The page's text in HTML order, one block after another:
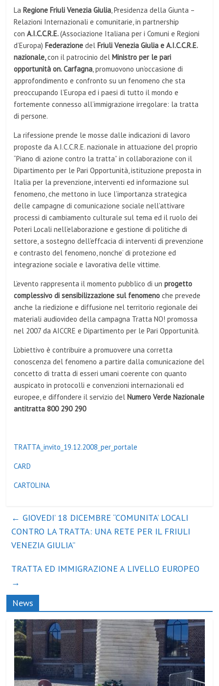
LaRegione Friuli Venezia Giulia, Presiden­za della Giunta –
Relazioni Internazionali e comu­nitarie, in partnership
conA.I.C.C.R.E.(Associazione Italiana per i Comuni e Regioni
d’Europa)Fede­razionedelFriuli Venezia Giulia e A.I.C.C.R.E.
nazionale,con il patrocinio delMinistro per le pari
opportunità on. Carfagna, promuovono un’occasione di
approfondimento e confronto su un fenomeno che sta
preoccupando l’Europa ed i paesi di tutto il mondo e
fortemente connesso all’immi­grazione irregolare: la tratta
di persone.
La rifessione prende le mosse dalle indicazioni di lavoro
proposte da A.I.C.C.R.E. nazionale in attuazione del proprio
“Piano di azione contro la tratta” in col­laborazione con il
Dipartimento per le Pari Opportu­nità, istituzione preposta in
Italia per la prevenzione, interventi ed informazione sul
fenomeno, che met­tono in luce l’importanza strategica
delle campa­gne di comunicazione sociale nell’attivare
processi di cambiamento culturale sul tema ed il ruolo dei
Poteri Locali nell’elaborazione e gestione di politiche di
settore, a sostegno dell’effcacia di interventi di prevenzione
e contrasto del fenomeno, nonche’ di protezione ed
integrazione sociale e lavorativa delle vittime.
L’evento rappresenta il momento pubblico di unprogetto
complessivo di sensibilizzazione sul fenomenoche prevede
anche la riedizione e diffusione nel territorio regionale dei
materiali audio­video della campagna Tratta NO! promossa
nel 2007 da AICCRE e Dipartimento per le Pari Opportunità.
L’obiettivo è contribuire a promuovere una cor­retta
conoscenza del fenomeno a partire dalla co­municazione del
concetto di tratta di esseri umani coerente con quanto
auspicato in protocolli e con­venzioni internazionali ed
europee, e diffondere il servizio delNumero Verde Nazionale
anti­tratta 800 290 290
TRATTA_invito_19.12.2008_per_portale
CARD
CARTOLINA
← GIOVEDI’ 18 DICEMBRE “COMUNITA’ LOCALI
CONTRO LA TRATTA: UNA RETE PER IL FRIULI
VENEZIA GIULIA”
TRATTA ED IMMIGRAZIONE A LIVELLO EUROPEO
→
News